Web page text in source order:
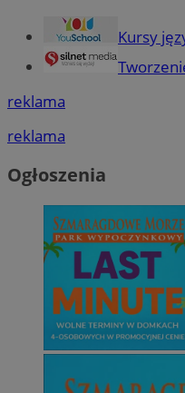
Kursy
reklama
reklama
Ogłoszenia